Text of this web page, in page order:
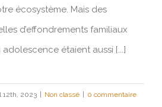
écosystème. Mais des
d’effondrements familiaux
étaient aussi [...]
12th, 2023 Non classé
0 commentaire